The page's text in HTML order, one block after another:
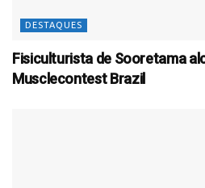
DESTAQUES
Fisiculturista de Sooretama
Musclecontest Brazil